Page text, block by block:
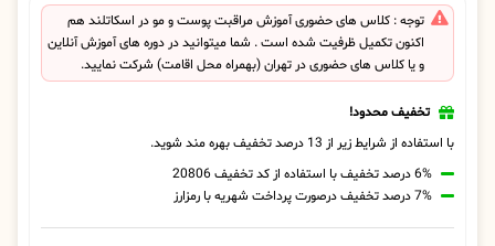
توجه : کلاس های حضوری آموزش مراقبت پوست و مو در اسکاتلند هم
اکنون تکمیل ظرفیت شده است . شما میتوانید در دوره های آموزش آنلاین
و یا کلاس های حضوری در تهران (بهمراه محل اقامت) شرکت نمایید.
تخفیف محدود!
با استفاده از شرایط زیر از 13 درصد تخفیف بهره مند شوید.
6% درصد تخفیف با استفاده از کد تخفیف 20806
7% درصد تخفیف درصورت پرداخت شهریه با رمزارز